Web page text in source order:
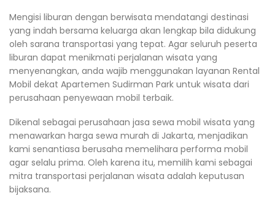
Mengisi liburan dengan berwisata mendatangi destinasi
yang indah bersama keluarga akan lengkap bila didukung
oleh sarana transportasi yang tepat. Agar seluruh peserta
liburan dapat menikmati perjalanan wisata yang
menyenangkan, anda wajib menggunakan layanan Rental
Mobil dekat Apartemen Sudirman Park untuk wisata dari
perusahaan penyewaan mobil terbaik.
Dikenal sebagai perusahaan jasa sewa mobil wisata yang
menawarkan harga sewa murah di Jakarta, menjadikan
kami senantiasa berusaha memelihara performa mobil
agar selalu prima. Oleh karena itu, memilih kami sebagai
mitra transportasi perjalanan wisata adalah keputusan
bijaksana.